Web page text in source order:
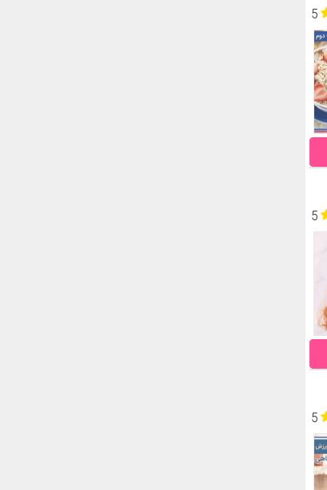
5
5
5